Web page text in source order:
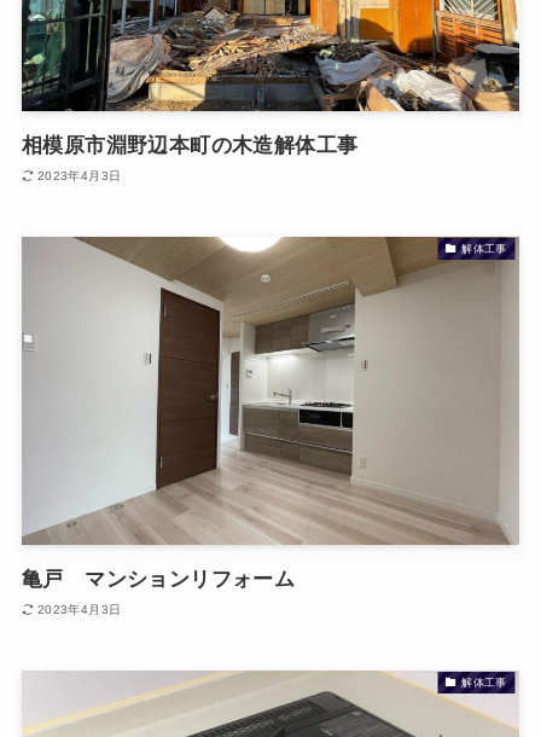
相模原市淵野辺本町の木造解体工事
2023年4月3日
解体工事
亀戸 マンションリフォーム
2023年4月3日
解体工事